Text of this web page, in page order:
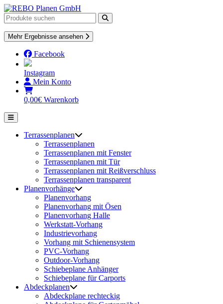
Skip
to
content
Mehr Ergebnisse ansehen
Facebook
Instagram
Mein Konto
0,00€ Warenkorb
Terrassenplanen
Terrassenplanen
Terrassenplanen mit Fenster
Terrassenplanen mit Tür
Terrassenplanen mit Reißverschluss
Terrassenplanen transparent
Planenvorhänge
Planenvorhang
Planenvorhang mit Ösen
Planenvorhang Halle
Werkstatt-Vorhang
Industrievorhang
Vorhang mit Schienensystem
PVC-Vorhang
Outdoor-Vorhang
Schiebeplane Anhänger
Schiebeplane für Carports
Abdeckplanen
Abdeckplane rechteckig